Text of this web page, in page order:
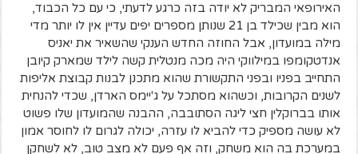
האירופאי המבריק לא יודה בזה כרגע לדעתי, כי עם כל הכבוד,
הוא מבין שכילד בן 21 שנותן מספרים יפים עדיין אין לו יותר מדי
מילה במועדון, אבל החוזה החדש הענקי שהשאיר את יאניס
אנדטקומפו במילווקי היה מכה מנטלית קשה לילד שמארק קיובן
התחייב בפניו ובפני התקשורת שהוא מתכנן לבנות קבוצת אליפות
לשנים הקרובות, וכשהוא מסתכל על ג'יימס הארדן, שכדי להנחית
אותו בברוקלין חצי ליגה הסתובבה, ההבנה שהמועדון שלו פשוט
לא עושה מספיק כדי להביא לו עזרה, יכולה לגרום לו לחוסר אמון
במערכת בה הוא משחק, וזה אף פעם לא מצב טוב, לא לשחקן